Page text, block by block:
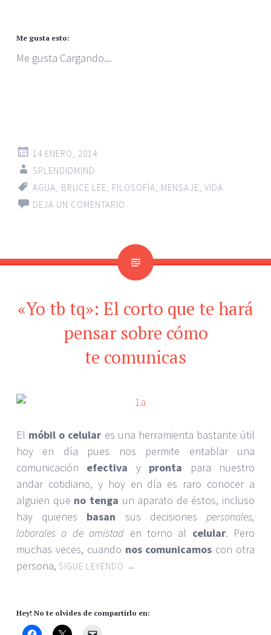
Me gusta esto:
Me gusta Cargando...
14 ENERO, 2014
SPLENDIDMIND
AGUA, BRUCE LEE, FILOSOFÍA, MENSAJE, VIDA
DEJA UN COMENTARIO
«Yo tb tq»: El corto que te hará
pensar sobre cómo
te comunicas
El móbil o celular es una herramienta bastante útil
hoy en día pues nos permite entablar una
comunicación efectiva y pronta para nuestro
andar cotidiano, y hoy en día es raro conocer a
alguien que no tenga un aparato de éstos, incluso
hay quienes basan sus decisiones personales,
laborales o de amistad en torno al celular. Pero
muchas veces, cuando nos comunicamos con otra
persona, SIGUE LEYENDO →
Hey! No te olvides de compartirlo en: